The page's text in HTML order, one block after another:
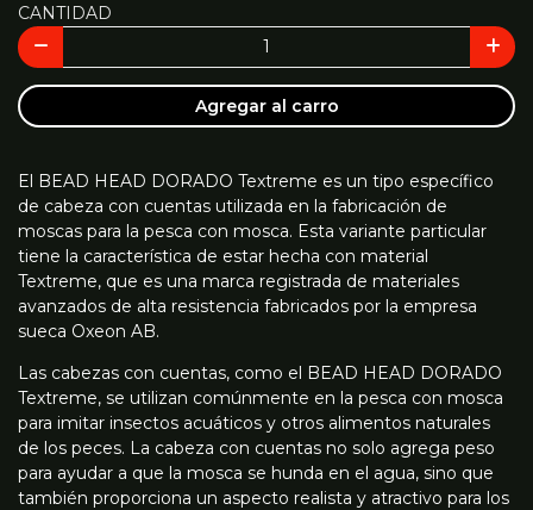
CANTIDAD
Agregar al carro
El BEAD HEAD DORADO Textreme es un tipo específico
de cabeza con cuentas utilizada en la fabricación de
moscas para la pesca con mosca. Esta variante particular
tiene la característica de estar hecha con material
Textreme, que es una marca registrada de materiales
avanzados de alta resistencia fabricados por la empresa
sueca Oxeon AB.
Las cabezas con cuentas, como el BEAD HEAD DORADO
Textreme, se utilizan comúnmente en la pesca con mosca
para imitar insectos acuáticos y otros alimentos naturales
de los peces. La cabeza con cuentas no solo agrega peso
para ayudar a que la mosca se hunda en el agua, sino que
también proporciona un aspecto realista y atractivo para los